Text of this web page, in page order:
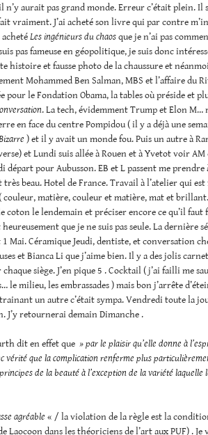
aurait pas grand monde. Erreur c’était plein. Il
vraiment. J’ai acheté son livre qui par contre
achetéLes ingénieurs du chaosque je n’ai pas
pas fameuse en géopolitique, je suis donc
histoire et fausse photo de la chaussure et
Mohammed Ben Salman, MBS et l’affaire du
pour le Fondation Obama, la tables où préside et
. La tech, évidemment Trump et Elon M…
en face du centre Pompidou ( il y a déjà une
) et il y avait un monde fou. Puis un autre à
et Lundi suis allée à Rouen et à Yvetot voir
départ pour Aubusson. EB et L passent me
très beau. Hotel de France. Travail à l’atelier qui
matière, couleur et matière, mat et
coton le lendemain et préciser encore ce qu’il faut
que je ne suis pas seule. La dernière
Mai. Céramique Jeudi, dentiste, et conversation
et Bianca Li que j’aime bien. Il y a des jolis
siège. J’en pique 5 . Cocktail ( j’ai failli me
le milieu, les embrassades ) mais bon j’arrête
un autre c’était sympa. Vendredi toute la
J’y retournerai demain Dimanche .
dit en effet que » par le plaisir qu’elle donne à
vérité que la complication renferme plus
de la beauté à l’exception de la variété laquelle
agréable « / la violation de la règle est la
Laocoon dans les théoriciens de l’art aux PUF) . Je